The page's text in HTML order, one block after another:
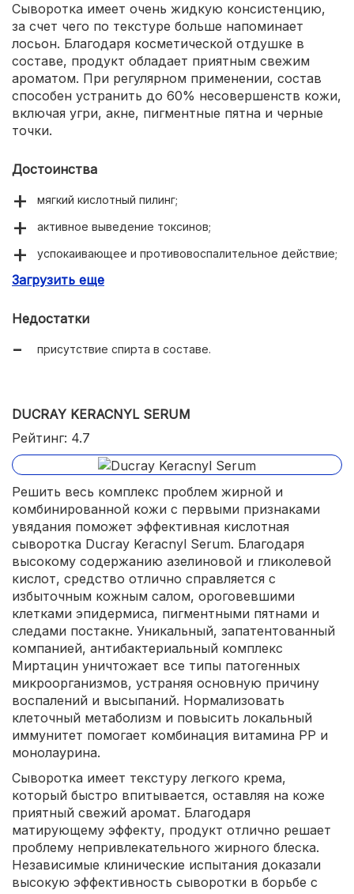
Сыворотка имеет очень жидкую консистенцию,
за счет чего по текстуре больше напоминает
лосьон. Благодаря косметической отдушке в
составе, продукт обладает приятным свежим
ароматом. При регулярном применении, состав
способен устранить до 60% несовершенств кожи,
включая угри, акне, пигментные пятна и черные
точки.
Достоинства
мягкий кислотный пилинг;
активное выведение токсинов;
успокаивающее и противовоспалительное действие;
борьба с акне и угревыми высыпаниями;
Загрузить еще
Недостатки
присутствие спирта в составе.
DUCRAY KERACNYL SERUM
Рейтинг: 4.7
Решить весь комплекс проблем жирной и
комбинированной кожи с первыми признаками
увядания поможет эффективная кислотная
сыворотка Ducray Keracnyl Serum. Благодаря
высокому содержанию азелиновой и гликолевой
кислот, средство отлично справляется с
избыточным кожным салом, ороговевшими
клетками эпидермиса, пигментными пятнами и
следами постакне. Уникальный, запатентованный
компанией, антибактериальный комплекс
Миртацин уничтожает все типы патогенных
микроорганизмов, устраняя основную причину
воспалений и высыпаний. Нормализовать
клеточный метаболизм и повысить локальный
иммунитет помогает комбинация витамина РР и
монолаурина.
Сыворотка имеет текстуру легкого крема,
который быстро впитывается, оставляя на коже
приятный свежий аромат. Благодаря
матирующему эффекту, продукт отлично решает
проблему непривлекательного жирного блеска.
Независимые клинические испытания доказали
высокую эффективность сыворотки в борьбе с